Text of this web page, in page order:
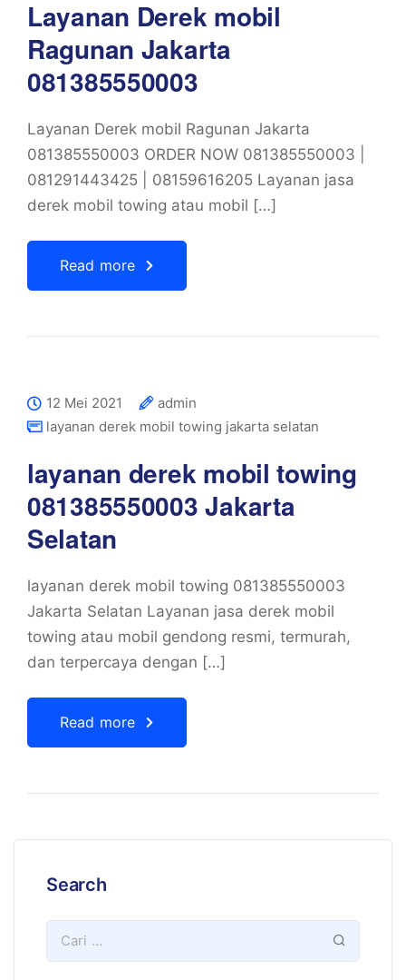
Layanan Derek mobil
Ragunan Jakarta
081385550003
Layanan Derek mobil Ragunan Jakarta
081385550003 ORDER NOW 081385550003 |
081291443425 | 08159616205 Layanan jasa
derek mobil towing atau mobil […]
Read more
12 Mei 2021
admin
layanan derek mobil towing jakarta selatan
layanan derek mobil towing
081385550003 Jakarta
Selatan
layanan derek mobil towing 081385550003
Jakarta Selatan Layanan jasa derek mobil
towing atau mobil gendong resmi, termurah,
dan terpercaya dengan […]
Read more
Search